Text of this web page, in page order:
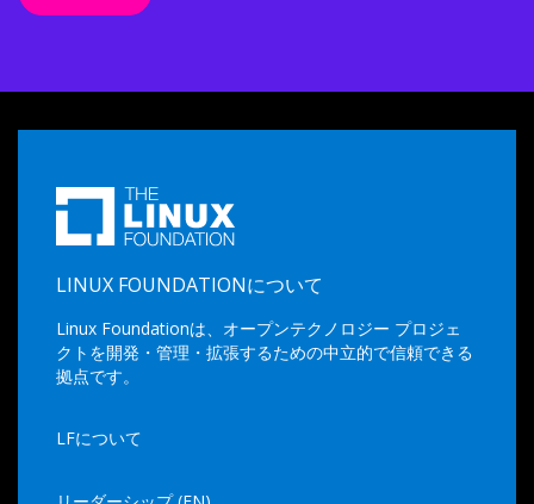
LINUX FOUNDATIONについて
Linux Foundationは、オープンテクノロジー プロジェ
クトを開発・管理・拡張するための中立的で信頼できる
拠点です。
LFについて